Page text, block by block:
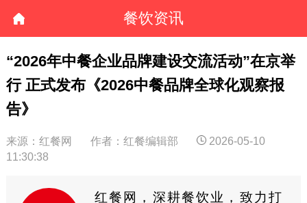
餐饮资讯
“2026年中餐企业品牌建设交流活动”在京举
行 正式发布《2026中餐品牌全球化观察报
告》
来源：红餐网 作者：红餐编辑部
2026-05-10
11:30:38
红餐网，深耕餐饮业，致力打